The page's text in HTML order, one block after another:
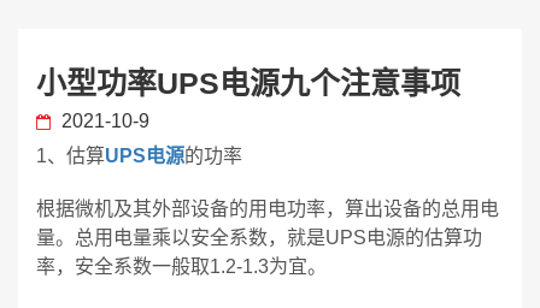
小型功率UPS电源九个注意事项
2021-10-9
1、估算UPS电源的功率
根据微机及其外部设备的用电功率，算出设备的总用电
量。总用电量乘以安全系数，就是UPS电源的估算功
率，安全系数一般取1.2-1.3为宜。